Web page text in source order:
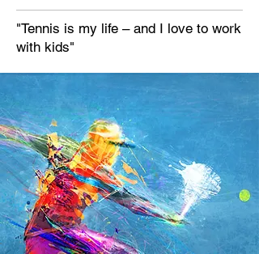
"Tennis is my life – and I love to work
with kids"